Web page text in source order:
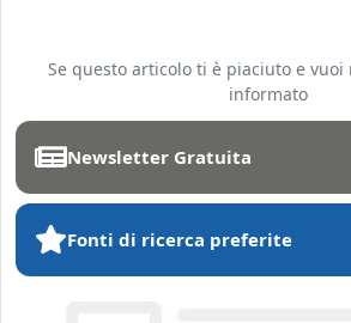
Se questo articolo ti è piaciuto e
informato
Newsletter Gratuita
Fonti di ricerca preferite